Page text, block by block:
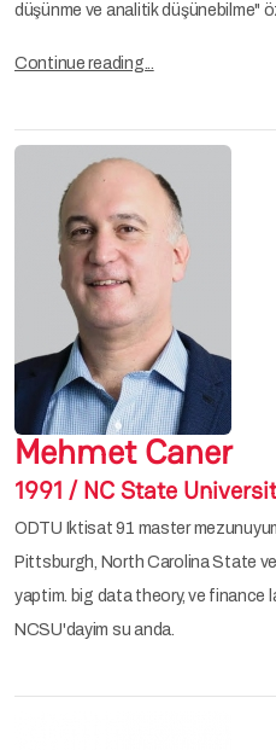
düşünme ve analitik düşünebilme"
Continue reading...
Mehmet Caner
1991 / NC State
ODTU Iktisat 91 master
Pittsburgh, North Carolina State
yaptim. big data theory, ve finance
NCSU'dayim su anda.